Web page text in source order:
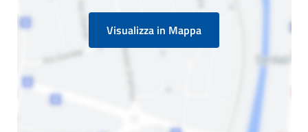
Visualizza in Mappa